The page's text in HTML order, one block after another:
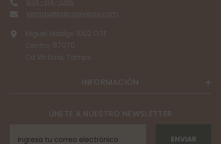
834-314-3255
ventas@balcojoyeros.com
Miguel Hidalgo 1002 OTE
Centro, 87070
Cd Victoria, Tamps.
INFORMACIÓN
ÚNETE A NUESTRO NEWSLETTER
ENVIAR